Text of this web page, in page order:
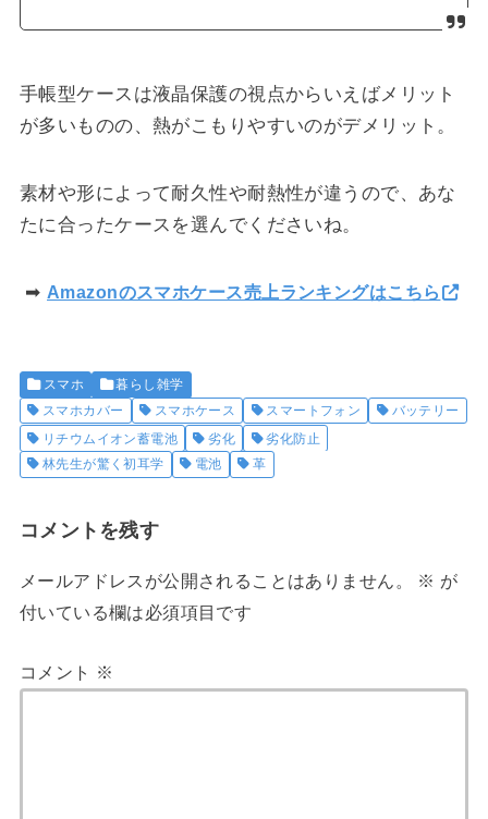
手帳型ケースは液晶保護の視点からいえばメリット
が多いものの、熱がこもりやすいのがデメリット。
素材や形によって耐久性や耐熱性が違うので、あな
たに合ったケースを選んでくださいね。
➡ Amazonのスマホケース売上ランキングはこちら
スマホ
暮らし雑学
スマホカバー
スマホケース スマートフォン
バッテリー
リチウムイオン蓄電池
劣化
劣化防止
林先生が驚く初耳学
電池 革
コメントを残す
メールアドレスが公開されることはありません。 ※ が
付いている欄は必須項目です
コメント ※